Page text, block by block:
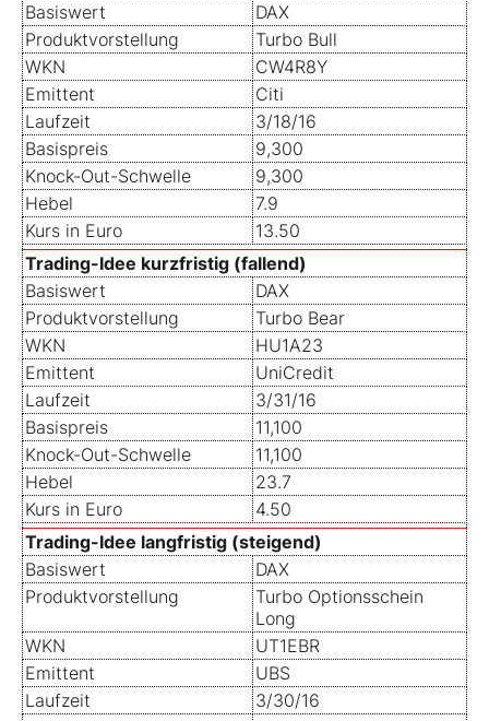
Basiswert
DAX
Produktvorstellung
Turbo Bull
WKN
CW4R8Y
Emittent
Citi
Laufzeit
3/18/16
Basispreis
9,300
Knock-Out-Schwelle
9,300
Hebel
7.9
Kurs in Euro
13.50
Trading-Idee kurzfristig (fallend)
Basiswert
DAX
Produktvorstellung
Turbo Bear
WKN
HU1A23
Emittent
UniCredit
Laufzeit
3/31/16
Basispreis
11,100
Knock-Out-Schwelle
11,100
Hebel
23.7
Kurs in Euro
4.50
Trading-Idee langfristig (steigend)
Basiswert
DAX
Produktvorstellung
Turbo Optionsschein
Long
WKN
UT1EBR
Emittent
UBS
Laufzeit
3/30/16